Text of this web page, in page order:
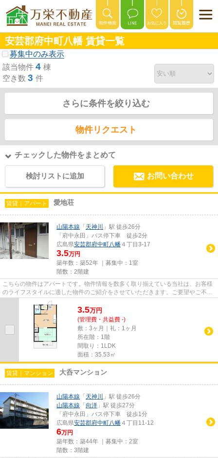
安芸郡府中町八幡 賃貸一覧
募集中のみ表示
該当物件 4 棟
空き数 3 件
さらに条件を絞り込む
物件リクエスト
チェックした物件をまとめて
検討リストに追加 お問い合わせ
賃貸｜アパート 愛地荘
山陽本線 「天神川
」駅 徒歩26分
「府中永田」バス停下車 徒歩2分
広島県安芸郡府中町八幡 ４丁目3-17
3.5万円
築年数：築52年 ｜募集中： 1室
階数：2階建
こちらの物件はアパートです。物件情報を数多く取り揃えている当社は、お客様
のライフスタイルに適した物件のご紹介をさせていただきます。ご要望やご不明
な点などございましたら、お...
3.5万円
(管理費・共益費 -)
敷：3ヶ月｜礼：1ヶ月
所在階：1階
間取り：1LDK
面積：35.53㎡
賃貸｜マンション 大呑マンション
山陽本線 「天神川
」駅 徒歩26分
山陽本線 「向洋 」駅 徒歩27分
「府中永田」バス停下車 徒歩1分
広島県安芸郡府中町八幡 ４丁目11-12
6万円
築年数：築44年 ｜募集中： 2室
階数：3階建